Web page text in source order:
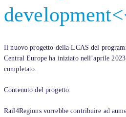
Il nuovo progetto della LCAS del
Central Europe ha iniziato nell’aprile
completato.
Contenuto del progetto:
Rail4Regions vorrebbe contribuire ad